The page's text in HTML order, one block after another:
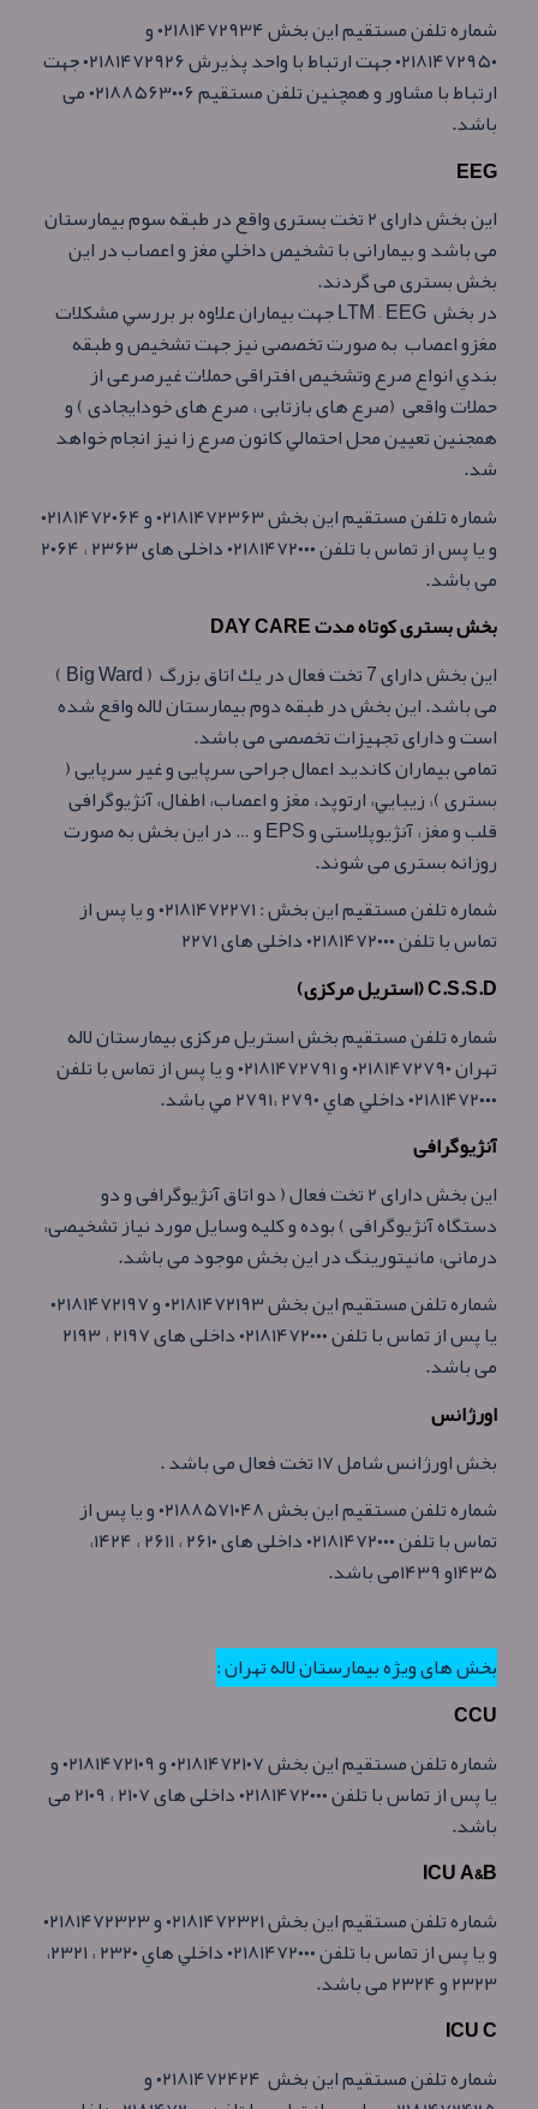
شماره تلفن مستقيم اين بخش ۰۲۱۸۱۴۷۲۹۳۴ و
۰۲۱۸۱۴۷۲۹۵۰ جهت ارتباط با واحد پذيرش ۰۲۱۸۱۴۷۲۹۲۶ جهت
ارتباط با مشاور و همچنين تلفن مستقيم ۰۲۱۸۸۵۶۳۰۰۶ می
باشد.
EEG
این بخش دارای ۲ تخت بستری واقع در طبقه سوم بيمارستان
می باشد و بيمارانی با تشخيص داخلي مغز و اعصاب در اين
بخش بستری می گردند.
در بخش LTM – EEG جهت بيماران علاوه بر بررسي مشكلات
مغزو اعصاب به صورت تخصصی نيز جهت تشخيص و طبقه
بندي انواع صرع وتشخيص افتراقی حملات غيرصرعی از
حملات واقعی (صرع های بازتابی ، صرع های خودايجادی ) و
همجنين تعيين محل احتمالي كانون صرع زا نيز انجام خواهد
شد.
شماره تلفن مستقيم اين بخش ۰۲۱۸۱۴۷۲۳۶۳ و ۰۲۱۸۱۴۷۲۰۶۴
و يا پس از تماس با تلفن ۰۲۱۸۱۴۷۲۰۰۰ داخلی های ۲۳۶۳ ، ۲۰۶۴
می باشد.
بخش بستری کوتاه مدت DAY CARE
این بخش دارای 7 تخت فعال در يك اتاق بزرگ ( Big Ward )
می باشد. اين بخش در طبقه دوم بيمارستان لاله واقع شده
است و دارای تجهيزات تخصصی می باشد.
تمامی بيماران كانديد اعمال جراحی سرپايی و غير سرپايی (
بستری )، زيبايي، ارتوپد، مغز و اعصاب، اطفال، آنژيوگرافی
قلب و مغز، آنژيوپلاستی و EPS و … در اين بخش به صورت
روزانه بستری می شوند.
شماره تلفن مستقيم اين بخش : ۰۲۱۸۱۴۷۲۲۷۱ و يا پس از
تماس با تلفن ۰۲۱۸۱۴۷۲۰۰۰ داخلی های ۲۲۷۱
C.S.S.D (استریل مرکزی)
شماره تلفن مستقيم بخش استریل مرکزی بیمارستان لاله
تهران ۰۲۱۸۱۴۷۲۷۹۰ و ۰۲۱۸۱۴۷۲۷۹۱ و يا پس از تماس با تلفن
۰۲۱۸۱۴۷۲۰۰۰ داخلي هاي ۲۷۹۰ ،۲۷۹۱ مي باشد.
آنژیوگرافی
این بخش دارای ۲ تخت فعال ( دو اتاق آنژیوگرافی و دو
دستگاه آنژیوگرافی ) بوده و كلیه وسایل مورد نیاز تشخیصی،
درمانی، مانیتورینگ در این بخش موجود می باشد.
شماره تلفن مستقیم این بخش ۰۲۱۸۱۴۷۲۱۹۳ و ۰۲۱۸۱۴۷۲۱۹۷
یا پس از تماس با تلفن ۰۲۱۸۱۴۷۲۰۰۰ داخلی های ۲۱۹۷ ، ۲۱۹۳
می باشد.
اورژانس
بخش اورژانس شامل ۱۷ تخت فعال می باشد .
شماره تلفن مستقیم این بخش ۰۲۱۸۸۵۷۱۰۴۸ و یا پس از
تماس با تلفن ۰۲۱۸۱۴۷۲۰۰۰ داخلی های ۲۶۱۰ ، ۲۶۱۱ ، ۱۴۲۴،
۱۴۳۵و ۱۴۳۹می باشد.
بخش های ویژه بیمارستان لاله تهران :
CCU
شماره تلفن مستقيم اين بخش ۰۲۱۸۱۴۷۲۱۰۷ و ۰۲۱۸۱۴۷۲۱۰۹ و
يا پس از تماس با تلفن ۰۲۱۸۱۴۷۲۰۰۰ داخلی های ۲۱۰۷ ، ۲۱۰۹ می
باشد.
ICU A&B
شماره تلفن مستقيم اين بخش ۰۲۱۸۱۴۷۲۳۲۱ و ۰۲۱۸۱۴۷۲۳۲۳
و يا پس از تماس با تلفن ۰۲۱۸۱۴۷۲۰۰۰ داخلي هاي ۲۳۲۰ ، ۲۳۲۱،
۲۳۲۳ و ۲۳۲۴ می باشد.
ICU C
شماره تلفن مستقيم اين بخش ۰۲۱۸۱۴۷۲۴۲۴ و